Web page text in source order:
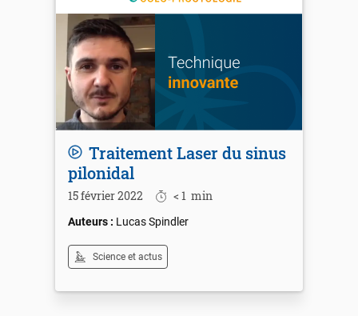
Traitement Laser du sinus
pilonidal
15 février 2022 < 1 min
Lucas Spindler
Science et actus